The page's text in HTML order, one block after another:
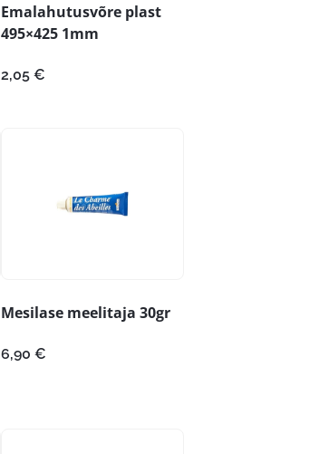
Emalahutusvõre plast
495×425 1mm
2,05 €
Mesilase meelitaja 30gr
6,90 €